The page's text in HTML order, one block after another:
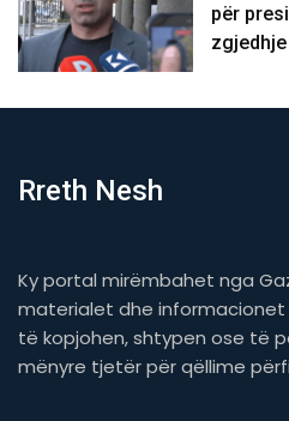
për
zgjedhje
Rreth Nesh
Ky portal mirëmbahet nga
materialet dhe informacionet
të kopjohen, shtypen ose të
mënyre tjetër për qëllime